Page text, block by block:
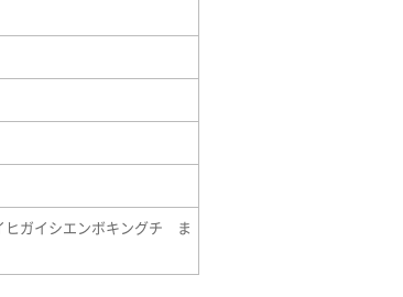
ガイシエンボキングチ ま